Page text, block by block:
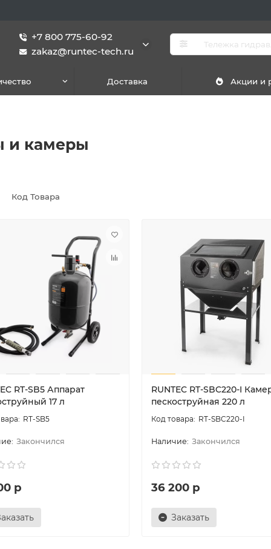
+7 800 775-60-92
zakaz@runtec-tech.ru
Доставка Акции и
и камеры
Код Товара
RT-SB5 Аппарат
17 л
RT-SB5
Закончился
р
RUNTEC RT-SBC220-I
пескоструйная 220 л
RT-SBC220-I
Закончился
36 200 р
Заказать